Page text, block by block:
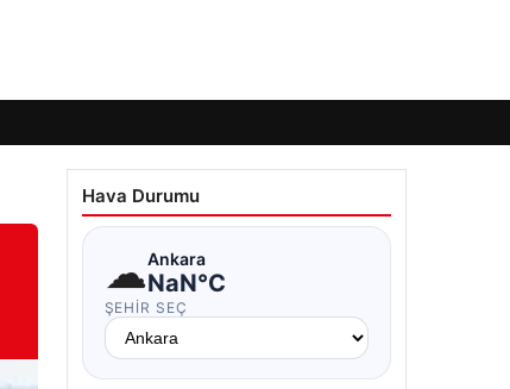
Hava Durumu
☁Ankara
NaN°C
ŞEHIR SEÇ